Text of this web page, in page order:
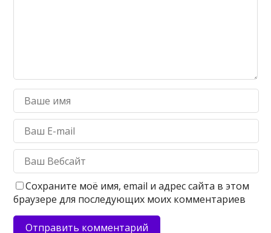
Сохраните моё имя, email и адрес сайта в этом
браузере для последующих моих комментариев